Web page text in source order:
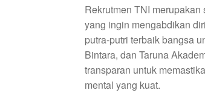
Rekrutmen TNI
yang ingin mengabdikan
putra-putri terbaik bangsa
Bintara, dan Taruna
transparan untuk
mental yang kuat.